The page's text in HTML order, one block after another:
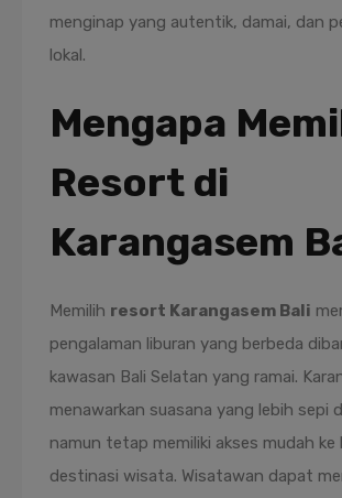
menginap yang autentik, damai, dan
lokal.
Mengapa
Resort di
Karangasem
Memilih resort Karangasem Bali
pengalaman liburan yang berbeda
kawasan Bali Selatan yang ramai.
menawarkan suasana yang lebih sepi
namun tetap memiliki akses mudah ke
destinasi wisata. Wisatawan dapat